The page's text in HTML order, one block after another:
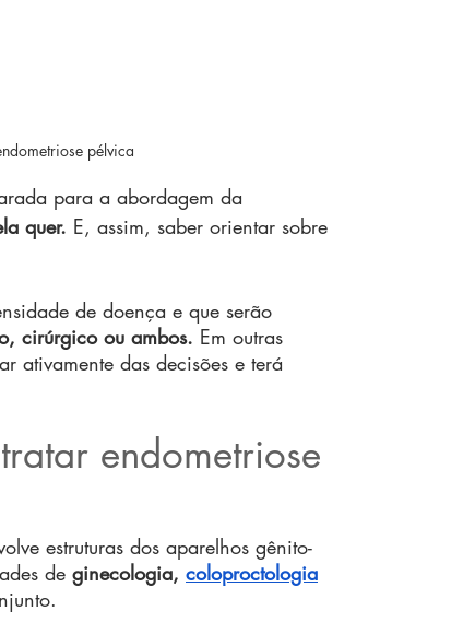
pélvica
para a abordagem da
quer. E, assim, saber orientar sobre
de doença e que serão
cirúrgico ou ambos. Em outras
ativamente das decisões e terá
endometriose
estruturas dos aparelhos gênito-
de ginecologia, coloproctologia